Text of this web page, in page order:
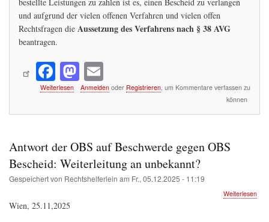
und aufgrund der vielen offenen Verfahren und vielen offen
Rechtsfragen die Aussetzung des Verfahrens nach § 38 AVG
beantragen.
Fa
ce
M
as
n
m
Weiterlesen über
Anmelden oder Registrieren , um Kommentare verfassen zu
können
Antwort der OBS auf Beschwerde gegen OBS
Bescheid: Weiterleitung an unbekannt?
Gespeichert von Rechtshelferlein am Fr., 05.12.2025 - 11:19
Weiterlesen
Wien, 25.11,2025